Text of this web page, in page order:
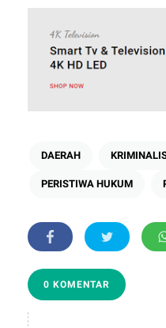
DAERAH
PERISTIWA HUKUM
0 KOMENTAR